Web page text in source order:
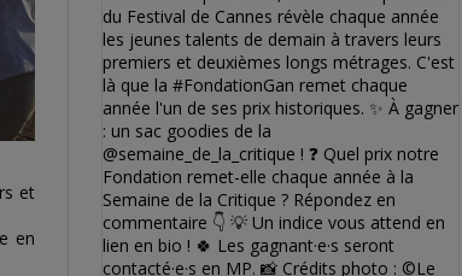
et
en